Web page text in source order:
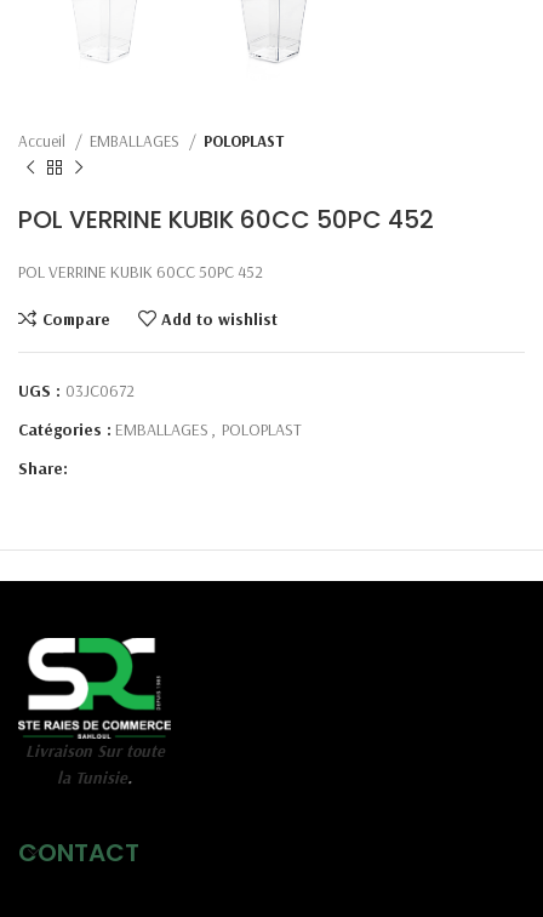
Accueil EMBALLAGES POLOPLAST
POL VERRINE KUBIK 60CC 50PC 452
POL VERRINE KUBIK 60CC 50PC 452
Compare Add to wishlist
UGS : 03JC0672
Catégories : EMBALLAGES , POLOPLAST
Share:
Livraison Sur toute
la Tunisie.
CONTACT